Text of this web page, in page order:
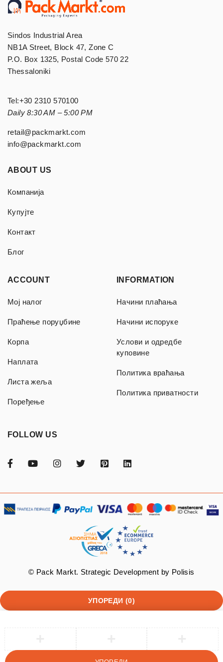
Sindos Industrial Area
NB1A Street, Block 47, Zone C
P.O. Box 1325, Postal Code 570 22
Thessaloniki
Tel:+30 2310 570100
Daily 8:30 AM – 5:00 PM
retail@packmarkt.com
info@packmarkt.com
ABOUT US
Компанија
Купујте
Контакт
Блог
ACCOUNT
Мој налог
Праћење поруџбине
Корпа
Наплата
Листа жеља
Поређење
INFORMATION
Начини плаћања
Начини испоруке
Услови и одредбе
куповине
Политика враћања
Политика приватности
FOLLOW US
© Pack Markt. Strategic Development by Polisis
УПОРЕДИ (0)